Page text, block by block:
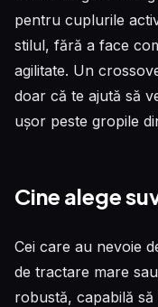
pentru cuplurile
stilul, fără a face
agilitate. Un
doar că te ajută să
ușor peste gropile
Cine alege
Cei care au nevoie
de tractare mare
robustă, capabilă